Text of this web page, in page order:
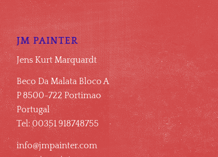
JM PAINTER
Jens Kurt Marquardt
Beco Da Malata Bloco A
P 8500-722 Portimao
Portugal
Tel: 00351 918748755
info@jmpainter.com